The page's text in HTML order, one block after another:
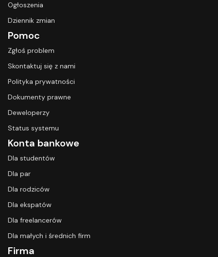
Ogłoszenia
Dziennik zmian
Pomoc
Zgłoś problem
Skontaktuj się z nami
Polityka prywatności
Dokumenty prawne
Deweloperzy
Status systemu
Konta bankowe
Dla studentów
Dla par
Dla rodziców
Dla ekspatów
Dla freelancerów
Dla małych i średnich firm
Firma